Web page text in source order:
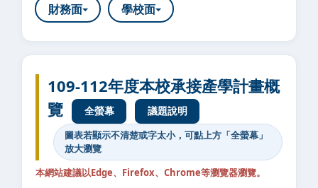
財務面 學校面
109-112年度本校承接產學計畫概
覽
全螢幕 議題說明
圖表若顯示不清楚或字太小，可點上方「全螢幕」
放大瀏覽
本網站建議以Edge、Firefox、Chrome等瀏覽器瀏覽。